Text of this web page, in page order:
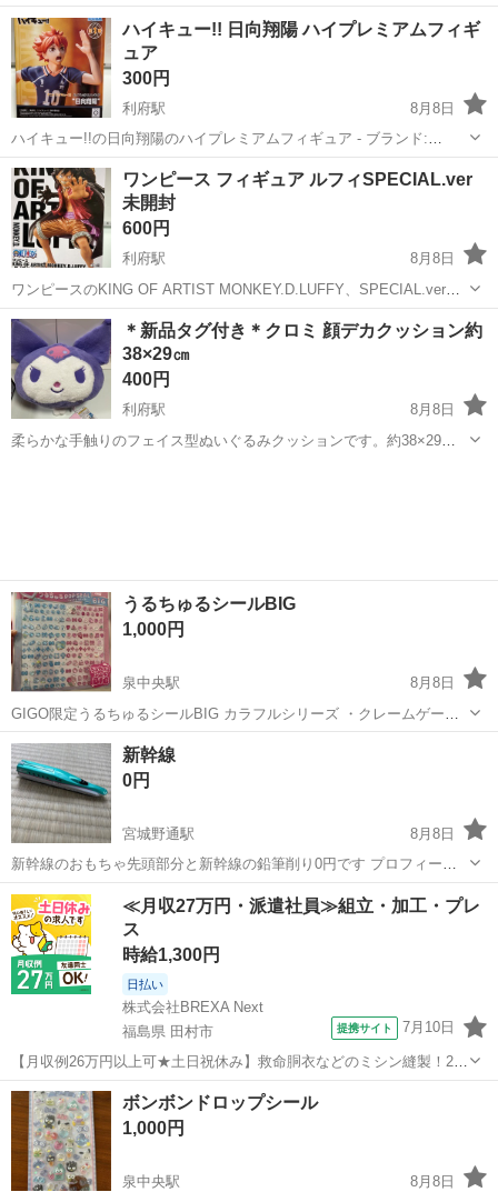
しいデザイン。 - ブランド: SEGA - モデル名: SPMフィギュア - キャ
ラクター名: 鹿目まどか - 特徴: 魔法少女のデザイン - ...
宮城 宮城郡 利府駅 フィギュア まどか
ハイキュー!! 日向翔陽 ハイプレミアムフィギ
ュア
300円
利府駅
8月8日
ハイキュー!!の日向翔陽のハイプレミアムフィギュア - ブランド:
SEGA - キャラクター名: 日向翔陽 - シリーズ名: ハイキュー!! - フィギ
ュアタイプ: ハイプレミアムフィギュア - モデル: 全1
宮城 宮城郡 利府駅 フィギュア ハイキュー
ワンピース フィギュア ルフィSPECIAL.ver
未開封
600円
利府駅
8月8日
ワンピースのKING OF ARTIST MONKEY.D.LUFFY、SPECIAL.verの
フィギュア。 - ブランド: バンダイ - モデル名: KING OF ARTIST
MONKEY.D.LUFFY -...
宮城 宮城郡 利府駅 フィギュア ブランド
＊新品タグ付き＊クロミ 顔デカクッション約
38×29㎝
400円
利府駅
8月8日
柔らかな手触りのフェイス型ぬいぐるみクッションです。約38×29
うるちゅるシールBIG
1,000円
泉中央駅
8月8日
GIGO限定うるちゅるシールBIG カラフルシリーズ ・クレームゲーム
で獲得したものです。新品未開封ですが、初期傷など取扱にご理解の
ある方のみお願いいたします。 ・中身すり替え防止のため返品は受け
付けておりません。気持ちの...
宮城 仙台市 泉中央駅
新幹線
0円
宮城野通駅
8月8日
新幹線のおもちゃ先頭部分と新幹線の鉛筆削り0円です プロフィール
確認お願いします！
宮城 仙台市 宮城野通駅 おもちゃ 新幹線
≪月収27万円・派遣社員≫組立・加工・プレ
ス
時給1,300円
日払い
株式会社BREXA Next
福島県 田村市
提携サイト 7月10日
【月収例26万円以上可★土日祝休み】救命胴衣などのミシン縫製！20
代～50代の男女大活躍中★日払い制度あり！マイカー通勤OK＆無料駐
車場完備！食堂利用可★交通費支給◎《福島県田村市》 人気の工場の
お仕事 ◇救命胴衣などのミ...
福島 田村市 その他
ボンボンドロップシール
1,000円
泉中央駅
8月8日